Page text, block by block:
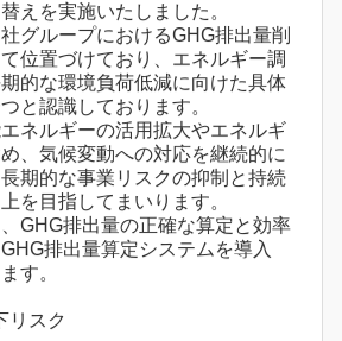
えを実施いたしました。
グループにおけるGHG排出量削
位置づけており、エネルギー調
的な環境負荷低減に向けた具体
と認識しております。
ネルギーの活用拡大やエネルギ
、気候変動への対応を継続的に
期的な事業リスクの抑制と持続
を目指してまいります。
GHG排出量の正確な算定と効率
排出量算定システムを導入
す。
リスク